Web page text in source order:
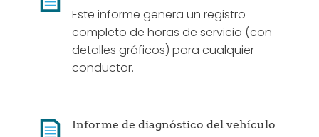
Este informe genera un registro
completo de horas de servicio (con
detalles gráficos) para cualquier
conductor.
Informe de diagnóstico del vehículo